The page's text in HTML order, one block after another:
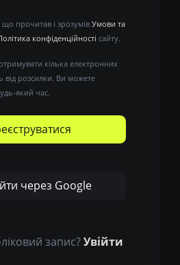
прочитав і зрозумівУмови та
конфіденційності сайту.
кілька електронних
від розсилки. Ви можете
який час.
через Google
запис?Увійти